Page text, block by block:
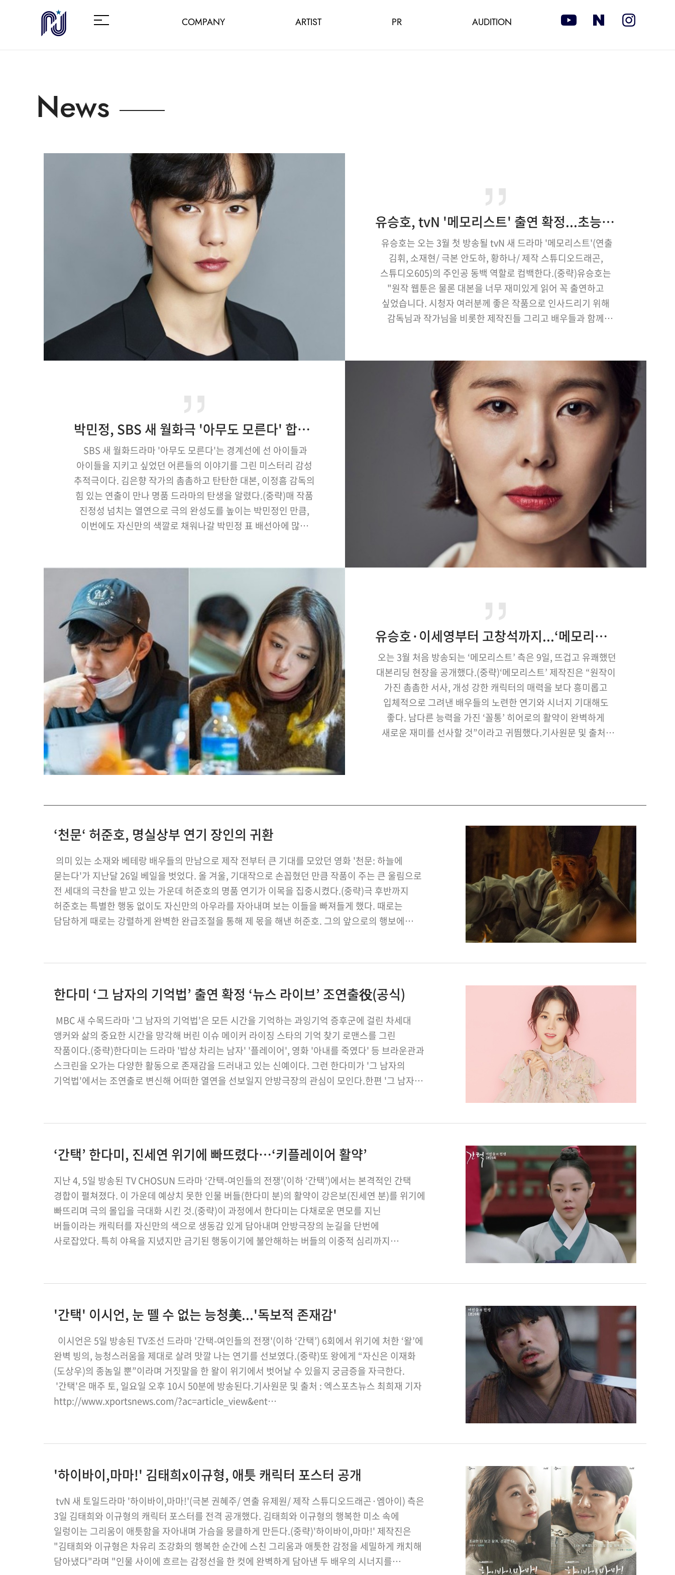
COMPANY ARTIST PR AUDITION
News
유승호, tvN '메모리스트' 출연 확정...초능력 형사로 컴백 [공식]
유승호는 오는 3월 첫 방송될 tvN 새 드라마 '메모리스트'(연출
김휘, 소재현/ 극본 안도하, 황하나/ 제작 스튜디오드래곤,
스튜디오605)의 주인공 동백 역할로 컴백한다.(중략)유승호는
"원작 웹툰은 물론 대본을 너무 재미있게 읽어 꼭 출연하고
싶었습니다. 시청자 여러분께 좋은 작품으로 인사드리기 위해
감독님과 작가님을 비롯한 제작진들 그리고 배우들과 함께
'이웃사람'과 '석조저택 …
박민정, SBS 새 월화극 '아무도 모른다' 합류(공식)
SBS 새 월화드라마 '아무도 모른다'는 경계선에 선 아이들과
아이들을 지키고 싶었던 어른들의 이야기를 그린 미스터리 감성
추적극이다. 김은향 작가의 촘촘하고 탄탄한 대본, 이정흠 감독의
힘 있는 연출이 만나 명품 드라마의 탄생을 알렸다.(중략)매 작품
진정성 넘치는 열연으로 극의 완성도를 높이는 박민정인 만큼,
이번에도 자신만의 색깔로 채워나갈 박민정 표 배선아에 많은
http://…
유승호·이세영부터 고창석까지...‘메모리스트’ 첫 만남부터 美친 케미
오는 3월 처음 방송되는 ‘메모리스트’ 측은 9일, 뜨겁고 유쾌했던
대본리딩 현장을 공개했다.(중략)‘메모리스트’ 제작진은 “원작이
가진 촘촘한 서사, 개성 강한 캐릭터의 매력을 보다 흥미롭고
입체적으로 그려낸 배우들의 노련한 연기와 시너지 기대해도
좋다. 남다른 능력을 가진 ‘꼴통’ 히어로의 활약이 완벽하게
새로운 재미를 선사할 것”이라고 귀띔했다.기사원문 및 출처 :
‘천문‘ 허준호, 명실상부 연기 장인의 귀환
의미 있는 소재와 베테랑 배우들의 만남으로 제작 전부터 큰 기대를 모았던 영화 '천문: 하늘에
묻는다'가 지난달 26일 베일을 벗었다. 올 겨울, 기대작으로 손꼽혔던 만큼 작품이 주는 큰 울림으로
전 세대의 극찬을 받고 있는 가운데 허준호의 명품 연기가 이목을 집중시켰다.(중략)극 후반까지
허준호는 특별한 행동 없이도 자신만의 아우라를 자아내며 보는 이들을 빠져들게 했다. 때로는
담담하게 때로는 강렬하게 완벽한 완급조절을 통해 제 몫을 해낸 허준호. 그의 앞으로의 행보에
한다미 ‘그 남자의 기억법’ 출연 확정 ‘뉴스 라이브’ 조연출役(공식)
MBC 새 수목드라마 '그 남자의 기억법'은 모든 시간을 기억하는 과잉기억 증후군에 걸린 차세대
앵커와 삶의 중요한 시간을 망각해 버린 이슈 메이커 라이징 스타의 기억 찾기 로맨스를 그린
작품이다.(중략)한다미는 드라마 '밥상 차리는 남자' '플레이어', 영화 '아내를 죽였다' 등 브라운관과
스크린을 오가는 다양한 활동으로 존재감을 드러내고 있는 신예이다. 그런 한다미가 '그 남자의
기억법'에서는 조연출로 변신해 어떠한 열연을 선보일지 안방극장의 관심이 모인다.한편 '그 남자의
‘간택’ 한다미, 진세연 위기에 빠뜨렸다…‘키플레이어 활약’
지난 4, 5일 방송된 TV CHOSUN 드라마 ‘간택-여인들의 전쟁’(이하 ‘간택’)에서는 본격적인 간택
경합이 펼쳐졌다. 이 가운데 예상치 못한 인물 버들(한다미 분)의 활약이 강은보(진세연 분)를 위기에
빠뜨리며 극의 몰입을 극대화 시킨 것.(중략)이 과정에서 한다미는 다채로운 면모를 지닌
버들이라는 캐릭터를 자신만의 색으로 생동감 있게 담아내며 안방극장의 눈길을 단번에
사로잡았다. 특히 야욕을 지녔지만 금기된 행동이기에 불안해하는 버들의 이중적 심리까지
'간택' 이시언, 눈 뗄 수 없는 능청美...'독보적 존재감'
이시언은 5일 방송된 TV조선 드라마 '간택-여인들의 전쟁'(이하 ‘간택’) 6회에서 위기에 처한 ‘왈’에
완벽 빙의, 능청스러움을 제대로 살려 맛깔 나는 연기를 선보였다.(중략)또 왕에게 “자신은 이재화
(도상우)의 종놈일 뿐”이라며 거짓말을 한 왈이 위기에서 벗어날 수 있을지 궁금증을 자극한다.
'간택'은 매주 토, 일요일 오후 10시 50분에 방송된다.기사원문 및 출처 : 엑스포츠뉴스 최희재 기자
http://www.xportsnews.com/?ac=article_view&ent…
'하이바이,마마!' 김태희x이규형, 애틋 캐릭터 포스터 공개
tvN 새 토일드라마 '하이바이,마마!'(극본 권혜주/ 연출 유제원/ 제작 스튜디오드래곤·엠아이) 측은
3일 김태희와 이규형의 캐릭터 포스터를 전격 공개했다. 김태희와 이규형의 행복한 미소 속에
일렁이는 그리움이 애틋함을 자아내며 가슴을 뭉클하게 만든다.(중략)'하이바이,마마!' 제작진은
"김태희와 이규형은 차유리 조강화의 행복한 순간에 스친 그리움과 애틋한 감정을 세밀하게 캐치해
담아냈다"라며 "인물 사이에 흐르는 감정선을 한 컷에 완벽하게 담아낸 두 배우의 시너지를